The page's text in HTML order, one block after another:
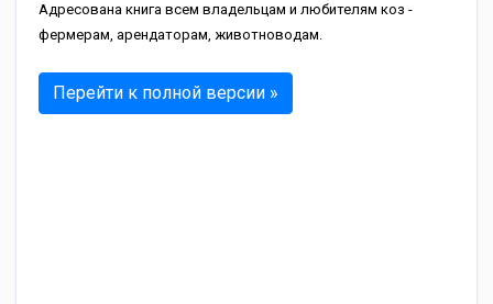
Адресована книга всем владельцам и любителям коз -
фермерам, арендаторам, животноводам.
Перейти к полной версии »